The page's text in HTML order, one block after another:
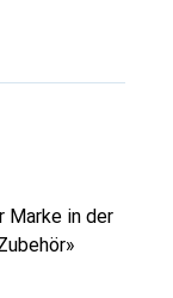
Marke in der